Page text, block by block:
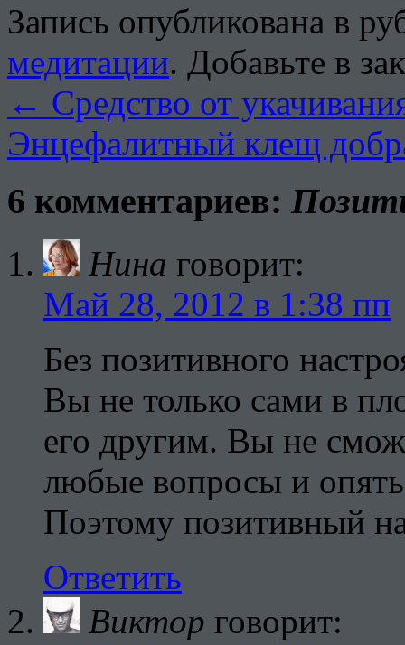
Запись опубликована в
медитации. Добавьте в
← Средство от
Энцефалитный клещ
6 комментариев:
Нина говорит:
Май 28, 2012 в 1:38 пп
Без позитивного
Вы не только сами в
его другим. Вы не
любые вопросы и
Поэтому позитивный
Ответить
Виктор говорит: